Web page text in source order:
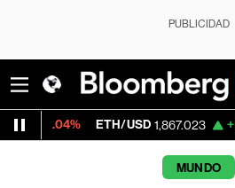
PUBLICIDAD
ETH/USD 1,867.023 +0.35% Visa
MUNDO